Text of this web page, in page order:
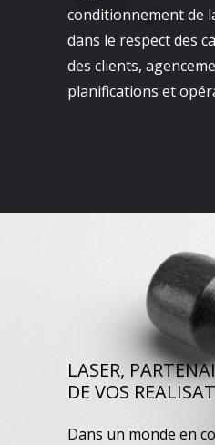
conditionnement de
dans le respect des
des clients,
planifications et
LASER,
DE VOS
Dans un monde en